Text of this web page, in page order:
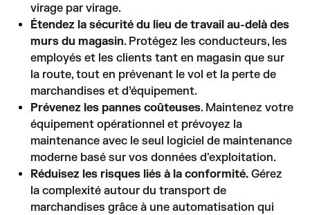
virage par virage.
Étendez la sécurité du lieu de travail au-delà des
murs du magasin. Protégez les conducteurs, les
employés et les clients tant en magasin que sur
la route, tout en prévenant le vol et la perte de
marchandises et d’équipement.
Prévenez les pannes coûteuses. Maintenez votre
équipement opérationnel et prévoyez la
maintenance avec le seul logiciel de maintenance
moderne basé sur vos données d'exploitation.
Réduisez les risques liés à la conformité. Gérez
la complexité autour du transport de
marchandises grâce à une automatisation qui